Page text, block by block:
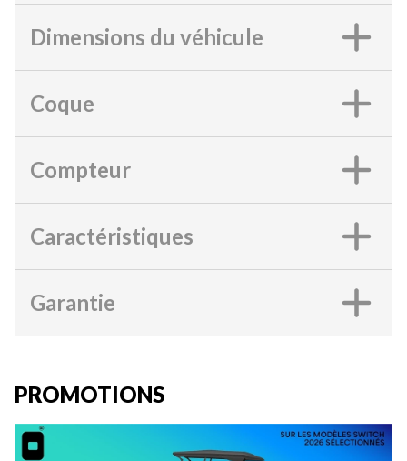
Dimensions du véhicule
Coque
Compteur
Caractéristiques
Garantie
PROMOTIONS